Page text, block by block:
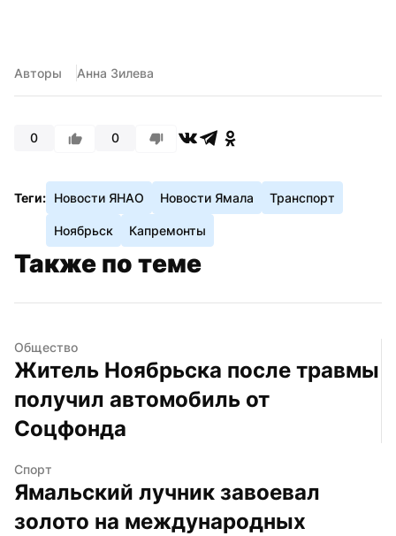
Авторы Анна Зилева
0 0
Теги: Новости ЯНАО Новости Ямала Транспорт
Ноябрьск Капремонты
Также по теме
Общество
Житель Ноябрьска после травмы
получил автомобиль от
Соцфонда
Спорт
Ямальский лучник завоевал
золото на международных